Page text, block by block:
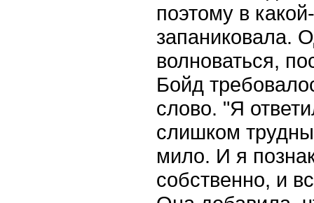
поэтому в
запаниковала.
волноваться,
Бойд
слово. "Я
слишком
мило. И я
собственно, и